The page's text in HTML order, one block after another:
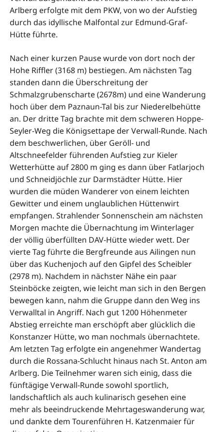
Arlberg erfolgte mit dem PKW, von wo der Aufstieg
durch das idyllische Malfontal zur Edmund-Graf-
Hütte führte.
Nach einer kurzen Pause wurde von dort noch der
Hohe Riffler (3168 m) bestiegen. Am nächsten Tag
standen dann die Überschreitung der
Schmalzgrubenscharte (2678m) und eine Wanderung
hoch über dem Paznaun-Tal bis zur Niederelbehütte
an. Der dritte Tag brachte mit dem schweren Hoppe-
Seyler-Weg die Königsettape der Verwall-Runde. Nach
dem beschwerlichen, über Geröll- und
Altschneefelder führenden Aufstieg zur Kieler
Wetterhütte auf 2800 m ging es dann über Fatlarjoch
und Schneidjöchle zur Darmstädter Hütte. Hier
wurden die müden Wanderer von einem leichten
Gewitter und einem unglaublichen Hüttenwirt
empfangen. Strahlender Sonnenschein am nächsten
Morgen machte die Übernachtung im Winterlager
der völlig überfüllten DAV-Hütte wieder wett. Der
vierte Tag führte die Bergfreunde aus Ailingen nun
über das Kuchenjoch auf den Gipfel des Scheibler
(2978 m). Nachdem in nächster Nähe ein paar
Steinböcke zeigten, wie leicht man sich in den Bergen
bewegen kann, nahm die Gruppe dann den Weg ins
Verwalltal in Angriff. Nach gut 1200 Höhenmeter
Abstieg erreichte man erschöpft aber glücklich die
Konstanzer Hütte, wo man nochmals übernachtete.
Am letzten Tag erfolgte ein angenehmer Wandertag
durch die Rossana-Schlucht hinaus nach St. Anton am
Arlberg. Die Teilnehmer waren sich einig, dass die
fünftägige Verwall-Runde sowohl sportlich,
landschaftlich als auch kulinarisch gesehen eine
mehr als beeindruckende Mehrtageswanderung war,
und dankte dem Tourenführen H. Katzenmaier für